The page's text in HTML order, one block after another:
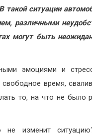
такой ситуации
различными
могут быть
эмоциями и
время,
то, на что не было
не изменит